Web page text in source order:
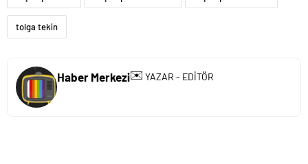
tolga tekin
Haber Merkezi✉️ YAZAR - EDİTÖR